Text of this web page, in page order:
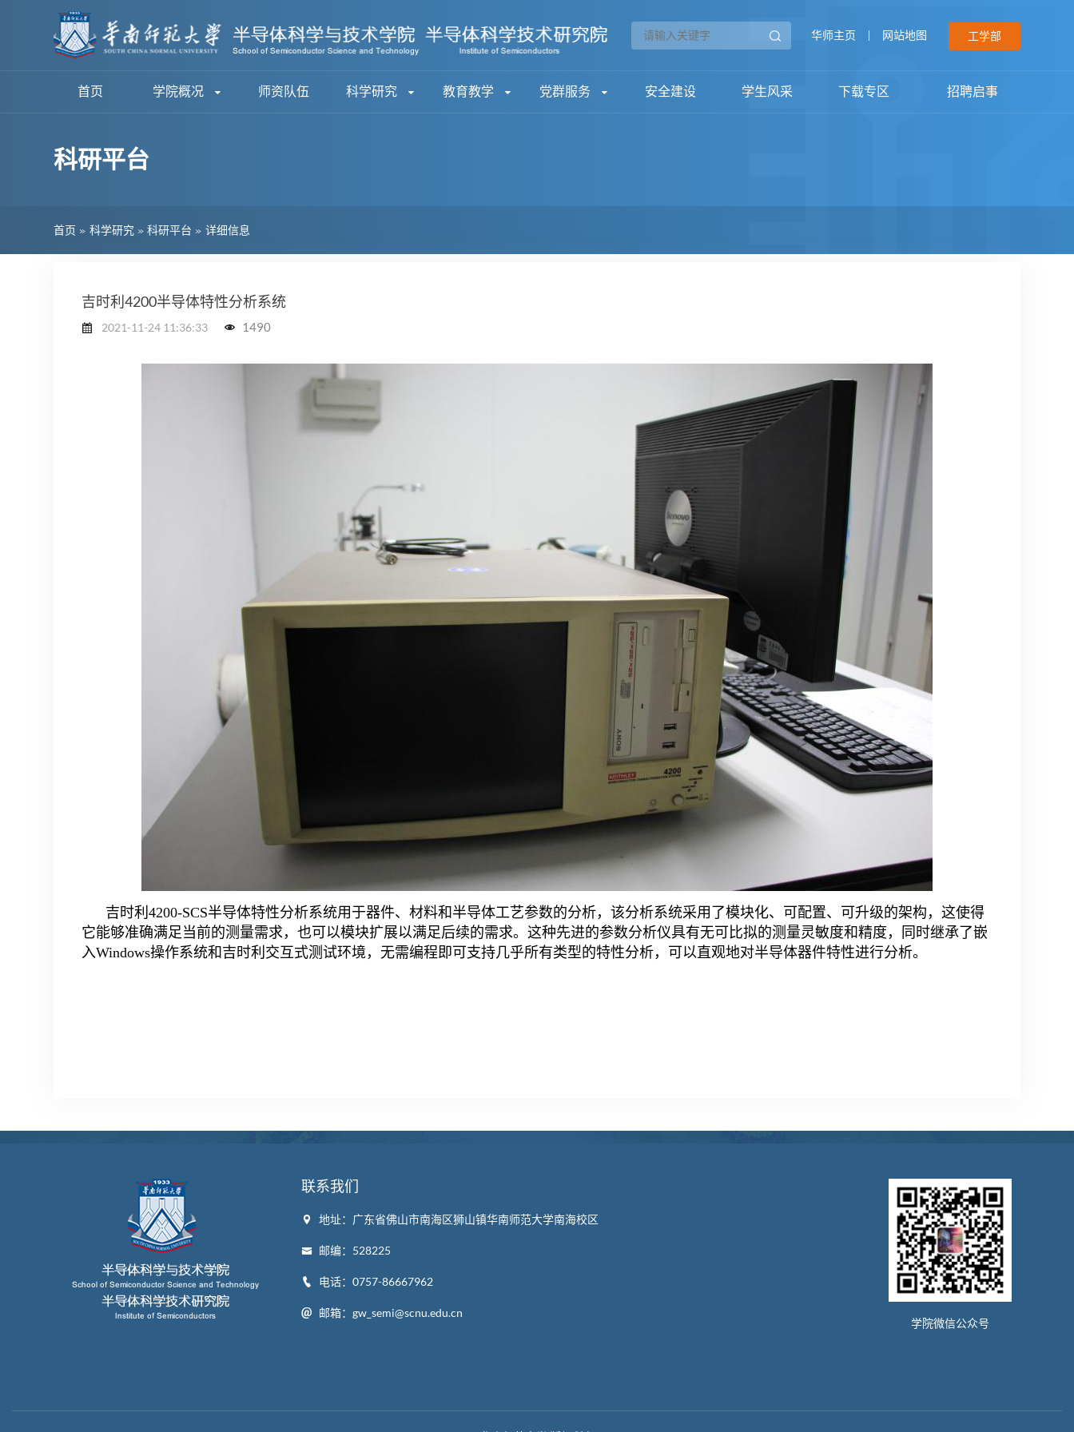
华师主页 网站地图 工学部
首页 学院概况 师资队伍 科学研究 教育教学 党群服务 安全建设 学生风采 下载专区 招聘启事
科研平台
首页 » 科学研究 » 科研平台 » 详细信息
吉时利4200半导体特性分析系统
2021-11-24 11:36:33 1490
吉时利4200-SCS半导体特性分析系统用于器件、材料和半导体工艺参数的分析，该分析系统采用了模块化、可配置、可升级的架构，这使得
它能够准确满足当前的测量需求，也可以模块扩展以满足后续的需求。这种先进的参数分析仪具有无可比拟的测量灵敏度和精度，同时继承了嵌
入Windows操作系统和吉时利交互式测试环境，无需编程即可支持几乎所有类型的特性分析，可以直观地对半导体器件特性进行分析。
联系我们
地址：广东省佛山市南海区狮山镇华南师范大学南海校区
邮编：528225
电话：0757-86667962
邮箱：gw_semi@scnu.edu.cn
学院微信公众号